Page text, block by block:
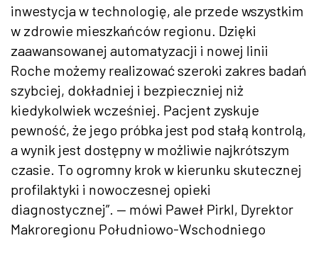
inwestycja w technologię, ale przede wszystkim
w zdrowie mieszkańców regionu. Dzięki
zaawansowanej automatyzacji i nowej linii
Roche możemy realizować szeroki zakres badań
szybciej, dokładniej i bezpieczniej niż
kiedykolwiek wcześniej. Pacjent zyskuje
pewność, że jego próbka jest pod stałą kontrolą,
a wynik jest dostępny w możliwie najkrótszym
czasie. To ogromny krok w kierunku skutecznej
profilaktyki i nowoczesnej opieki
diagnostycznej”. — mówi Paweł Pirkl, Dyrektor
Makroregionu Południowo-Wschodniego